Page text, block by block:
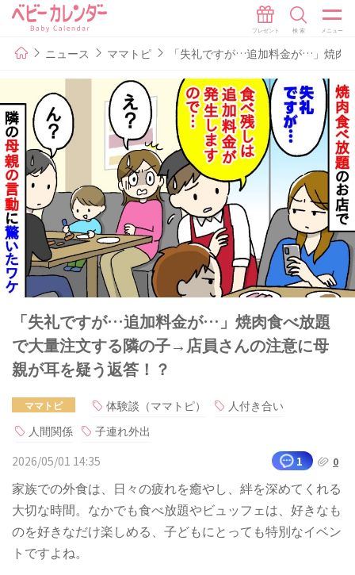
ニュース ママトピ 「失礼ですが…追加料金が…」焼肉
「失礼ですが…追加料金が…」焼肉食べ放題
で大量注文する隣の子→店員さんの注意に母
親が耳を疑う返答！？
ママトピ 体験談（ママトピ）
人付き合い
人間関係
子連れ外出
2026/05/01 14:35
1 0
家族での外食は、日々の疲れを癒やし、絆を深めてくれる
大切な時間。なかでも食べ放題やビュッフェは、好きなも
のを好きなだけ楽しめる、子どもにとっても特別なイベン
トですよね。